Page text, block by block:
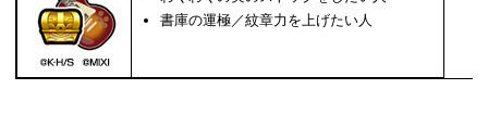
書庫の運極／紋章力を上げたい人